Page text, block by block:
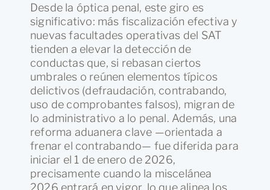
Desde la óptica penal, este giro es
significativo: más fiscalización efectiva y
nuevas facultades operativas del SAT
tienden a elevar la detección de
conductas que, si rebasan ciertos
umbrales o reúnen elementos típicos
delictivos (defraudación, contrabando,
uso de comprobantes falsos), migran de
lo administrativo a lo penal. Además, una
reforma aduanera clave —orientada a
frenar el contrabando— fue diferida para
iniciar el 1 de enero de 2026,
precisamente cuando la miscelánea
2026 entrará en vigor, lo que alinea los